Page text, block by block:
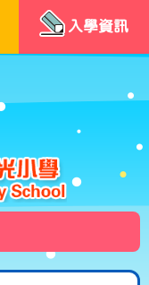
入學資訊